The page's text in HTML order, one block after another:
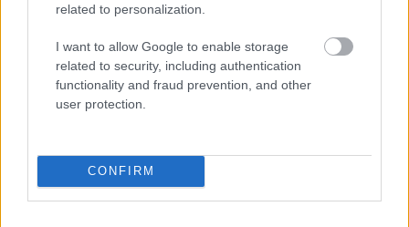
related to personalization.
I want to allow Google to enable storage
related to security, including authentication
functionality and fraud prevention, and other
user protection.
CONFIRM
Esta temporada tiene una media de 3,4 puntos por partido,
buen precio.
¡Compra! Defensas titulares por 2 millones
traemos varios defensas de
menos de 2 millones que suelen